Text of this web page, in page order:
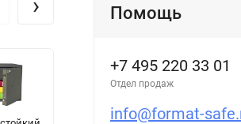
Помощь
+7 495 220 33 01
Отдел продаж
info@format-